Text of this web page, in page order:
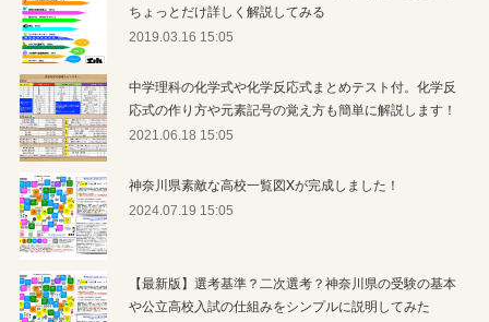
ちょっとだけ詳しく解説してみる
2019.03.16 15:05
中学理科の化学式や化学反応式まとめテスト付。化学反
応式の作り方や元素記号の覚え方も簡単に解説します！
2021.06.18 15:05
神奈川県素敵な高校一覧図Xが完成しました！
2024.07.19 15:05
【最新版】選考基準？二次選考？神奈川県の受験の基本
や公立高校入試の仕組みをシンプルに説明してみた